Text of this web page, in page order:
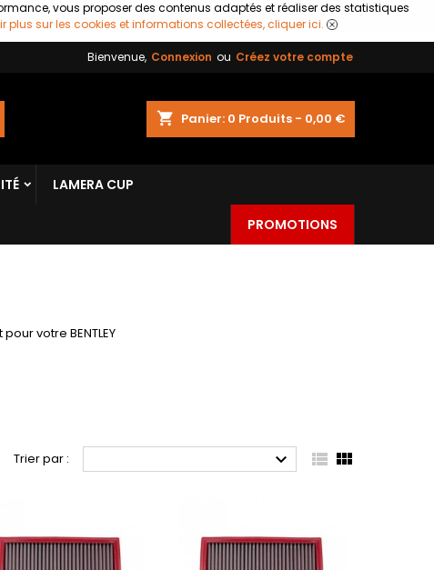
vous proposer des contenus adaptés et réaliser des statistiques
plus sur les cookies et informations collectées, cliquer ici.
Bienvenue, Connexion ou Créez votre compte
shopping_cart Panier: 0 Produits - 0,00 €
LAMERA CUP
PROMOTIONS
votre BENTLEY
Trier par :   